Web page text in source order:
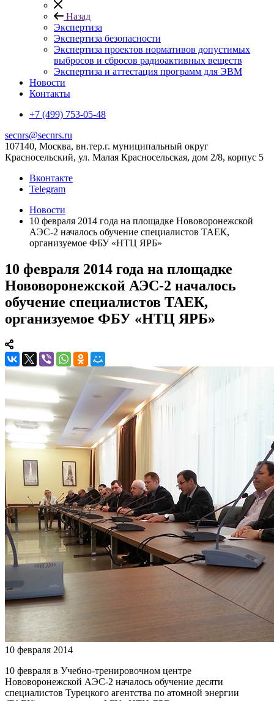
Назад
Экспертиза
Экспертиза безопасности
Экспертиза проектов нормативов допустимых
выбросов и сбросов радиоактивных веществ
Экспертиза и аттестация программ для ЭВМ
Новости
Контакты
+7 (499) 753-05-48
secnrs@secnrs.ru
107140, Москва, вн.тер.г. муниципальный округ
Красносельский, ул. Малая Красносельская, дом 2/8, корпус 5
Вконтакте
Telegram
Новости
10 февраля 2014 года на площадке Нововоронежской
АЭС-2 началось обучение специалистов ТАЕК,
организуемое ФБУ «НТЦ ЯРБ»
10 февраля 2014 года на площадке
Нововоронежской АЭС-2 началось
обучение специалистов ТАЕК,
организуемое ФБУ «НТЦ ЯРБ»
10 февраля 2014
10 февраля в Учебно-тренировочном центре
Нововоронежской АЭС-2 началось обучение десяти
специалистов Турецкого агентства по атомной энергии